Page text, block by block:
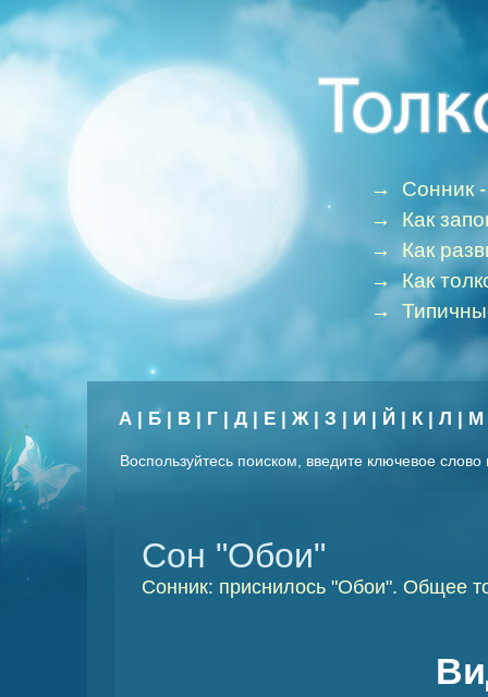
→ Сонник
→ Как
→ Как
→Как
→
А | Б| В | Г | Д | Е | Ж| З | И | Й | К| Л | М
Воспользуйтесь поиском, введите ключевое
Сон "Обои"
Сонник: приснилось "Обои". Общее